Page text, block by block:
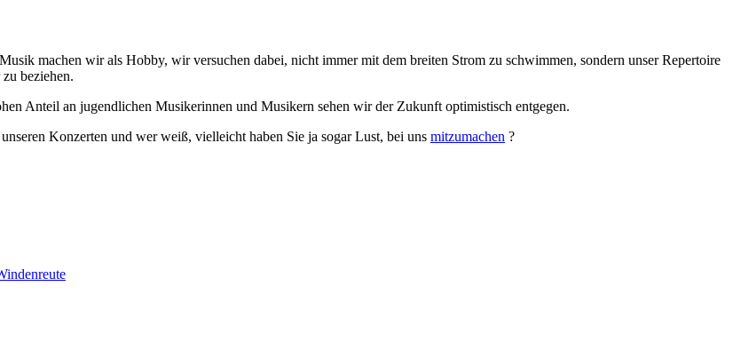
machen wir als Hobby, wir versuchen dabei, nicht immer mit dem breiten Strom zu schwimmen, sondern unser Repertoire
beziehen.
Anteil an jugendlichen Musikerinnen und Musikern sehen wir der Zukunft optimistisch entgegen.
Konzerten und wer weiß, vielleicht haben Sie ja sogar Lust, bei uns mitzumachen ?